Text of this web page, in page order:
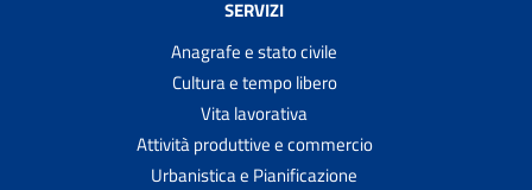
SERVIZI
Anagrafe e stato civile
Cultura e tempo libero
Vita lavorativa
Attività produttive e commercio
Urbanistica e Pianificazione